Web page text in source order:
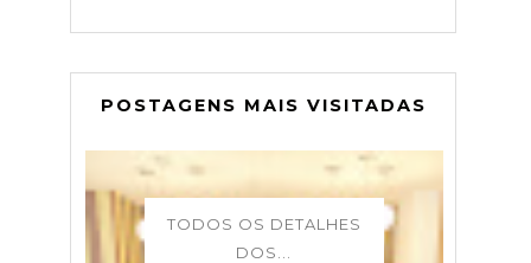
POSTAGENS MAIS VISITADAS
TODOS OS DETALHES
DOS...